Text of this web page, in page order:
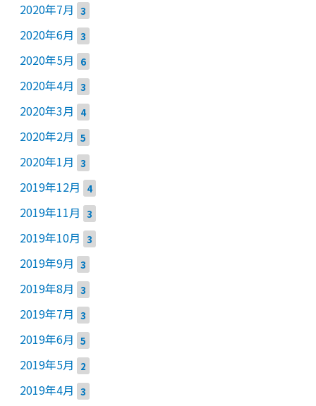
2020年7月 3
2020年6月 3
2020年5月 6
2020年4月 3
2020年3月 4
2020年2月 5
2020年1月 3
2019年12月 4
2019年11月 3
2019年10月 3
2019年9月 3
2019年8月 3
2019年7月 3
2019年6月 5
2019年5月 2
2019年4月 3